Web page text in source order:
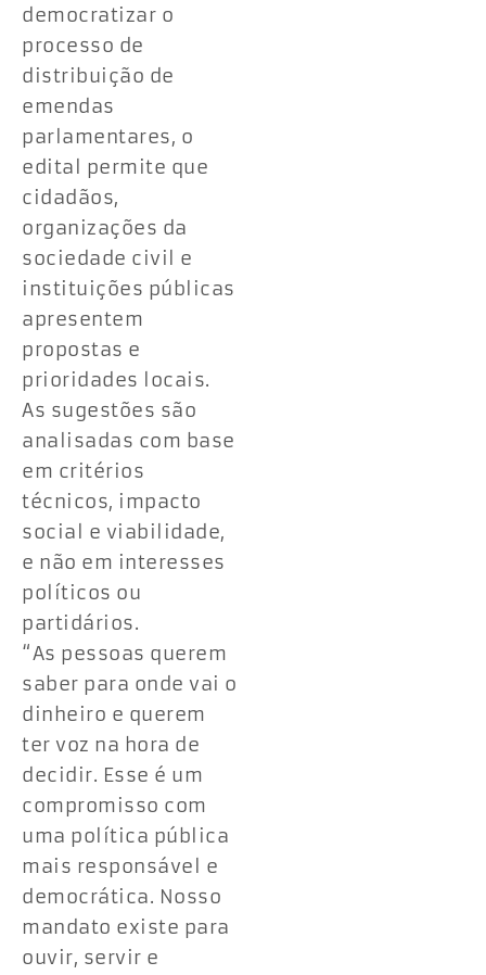
democratizar o
processo de
distribuição de
emendas
parlamentares, o
edital permite que
cidadãos,
organizações da
sociedade civil e
instituições públicas
apresentem
propostas e
prioridades locais.
As sugestões são
analisadas com base
em critérios
técnicos, impacto
social e viabilidade,
e não em interesses
políticos ou
partidários.
“As pessoas querem
saber para onde vai o
dinheiro e querem
ter voz na hora de
decidir. Esse é um
compromisso com
uma política pública
mais responsável e
democrática. Nosso
mandato existe para
ouvir, servir e